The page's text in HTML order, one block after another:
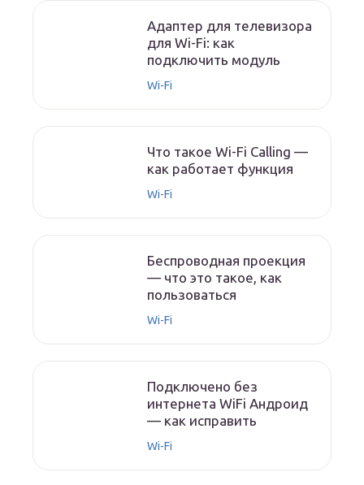
Адаптер для телевизора
для Wi-Fi: как
подключить модуль
Wi-Fi
Что такое Wi-Fi Calling —
как работает функция
Wi-Fi
Беспроводная проекция
— что это такое, как
пользоваться
Wi-Fi
Подключено без
интернета WiFi Андроид
— как исправить
Wi-Fi